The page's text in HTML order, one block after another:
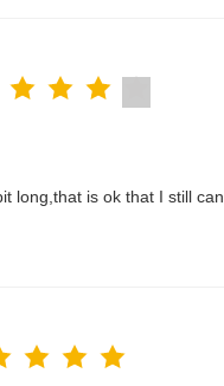
long,that is ok that I still can